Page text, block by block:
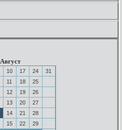
Август
10 17 24
31
11 18
25
12 19
26
13 20
27
14 21
28
15 22
29